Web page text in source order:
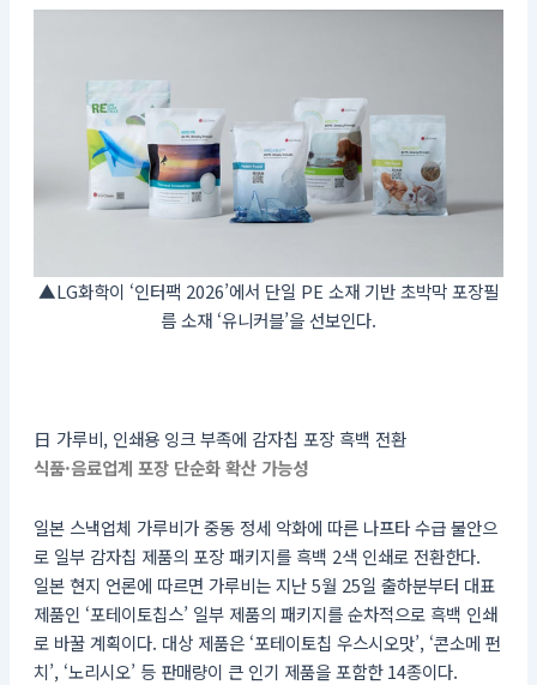
▲LG화학이 ‘인터팩 2026’에서 단일 PE 소재 기반 초박막 포장필
름 소재 ‘유니커블’을 선보인다.
日 가루비, 인쇄용 잉크 부족에 감자칩 포장 흑백 전환
식품·음료업계 포장 단순화 확산 가능성
일본 스낵업체 가루비가 중동 정세 악화에 따른 나프타 수급 불안으
로 일부 감자칩 제품의 포장 패키지를 흑백 2색 인쇄로 전환한다.
일본 현지 언론에 따르면 가루비는 지난 5월 25일 출하분부터 대표
제품인 ‘포테이토칩스’ 일부 제품의 패키지를 순차적으로 흑백 인쇄
로 바꿀 계획이다. 대상 제품은 ‘포테이토칩 우스시오맛’, ‘콘소메 펀
치’, ‘노리시오’ 등 판매량이 큰 인기 제품을 포함한 14종이다.